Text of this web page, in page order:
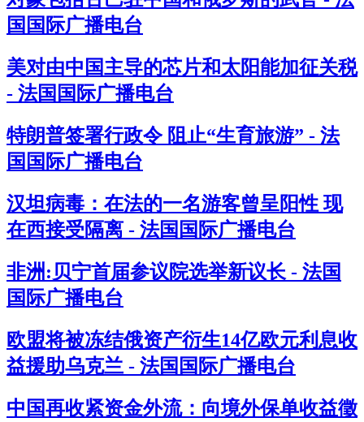
国国际广播电台
美对由中国主导的芯片和太阳能加征关税
- 法国国际广播电台
特朗普签署行政令 阻止“生育旅游” - 法
国国际广播电台
汉坦病毒：在法的一名游客曾呈阳性 现
在西接受隔离 - 法国国际广播电台
非洲:贝宁首届参议院选举新议长 - 法国
国际广播电台
欧盟将被冻结俄资产衍生14亿欧元利息收
益援助乌克兰 - 法国国际广播电台
中国再收紧资金外流：向境外保单收益徵